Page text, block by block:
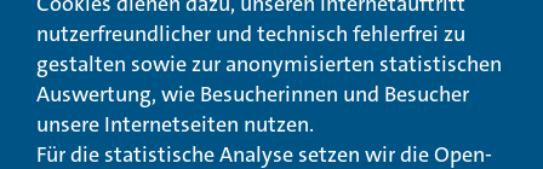
Qualitätsmanagement
© Landeswohlfahrtsverband Hessen 2026
Impressum Seitenübersicht Seite drucken
nutzerfreundlicher und technisch fehlerfrei zu
gestalten sowie zur anonymisierten statistischen
Auswertung, wie Besucherinnen und Besucher
unsere Internetseiten nutzen.
Für die statistische Analyse setzen wir die Open-